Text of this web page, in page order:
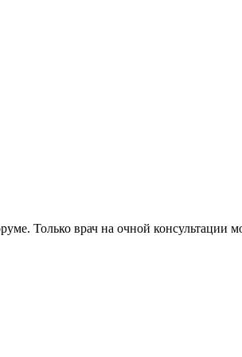
Только врач на очной консультации